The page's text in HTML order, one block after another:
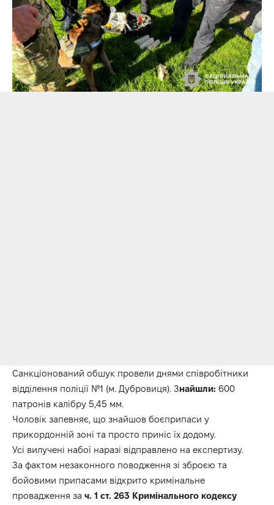
Санкціонований обшук провели днями співробітники
відділення поліції №1 (м. Дубровиця). Знайшли: 600
патронів калібру 5,45 мм.
Чоловік запевняє, що знайшов боєприпаси у
прикордонній зоні та просто приніс їх додому.
Усі вилучені набої наразі відправлено на експертизу.
За фактом незаконного поводження зі зброєю та
бойовими припасами відкрито кримінальне
провадження за ч. 1 ст. 263 Кримінального кодексу